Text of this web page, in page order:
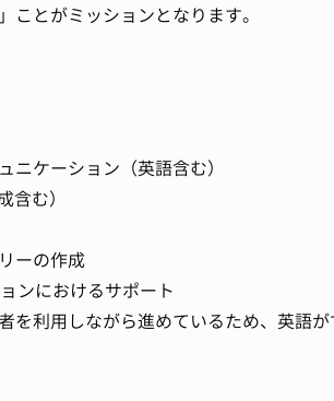
ことがミッションとなります。
ニケーション（英語含む）
む）
ーの作成
ンにおけるサポート
を利用しながら進めているため、英語が